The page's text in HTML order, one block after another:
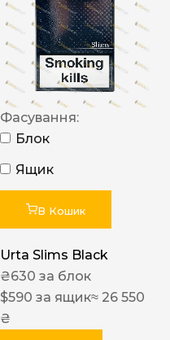
Фасування:
Блок
Ящик
В Кошик
Urta Slims Black
₴630 за блок
$590 за ящик≈ 26 550
₴